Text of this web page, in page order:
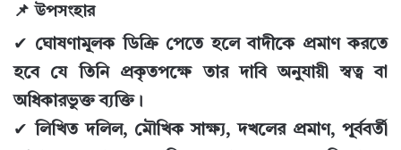
📌 উপসংহার
✔ ঘোষণামূলক ডিক্রি পেতে হলে বাদীকে প্রমাণ করতে
হবে যে তিনি প্রকৃতপক্ষে তার দাবি অনুযায়ী স্বত্ব বা
অধিকারভুক্ত ব্যক্তি।
✔
লিখিত দলিল, মৌখিক সাক্ষ্য, দখলের প্রমাণ, পূর্ববর্তী